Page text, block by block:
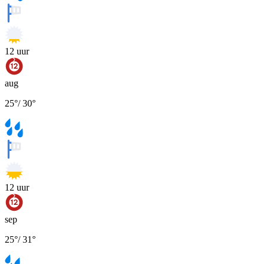
12 uur
aug
25°/30°
12 uur
sep
25°/31°